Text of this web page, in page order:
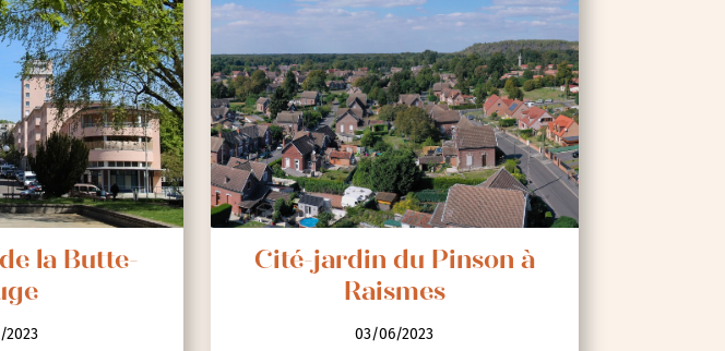
la Butte-
Cité-jardin du Pinson à
Raismes
03/06/2023